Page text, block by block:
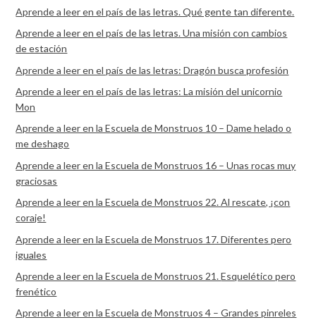
Aprende a leer en el país de las letras. Qué gente tan diferente.
Aprende a leer en el país de las letras. Una misión con cambios
de estación
Aprende a leer en el país de las letras: Dragón busca profesión
Aprende a leer en el país de las letras: La misión del unicornio
Mon
Aprende a leer en la Escuela de Monstruos 10 – Dame helado o
me deshago
Aprende a leer en la Escuela de Monstruos 16 – Unas rocas muy
graciosas
Aprende a leer en la Escuela de Monstruos 22. Al rescate, ¡con
coraje!
Aprende a leer en la Escuela de Monstruos 17. Diferentes pero
iguales
Aprende a leer en la Escuela de Monstruos 21. Esquelético pero
frenético
Aprende a leer en la Escuela de Monstruos 4 – Grandes pinreles